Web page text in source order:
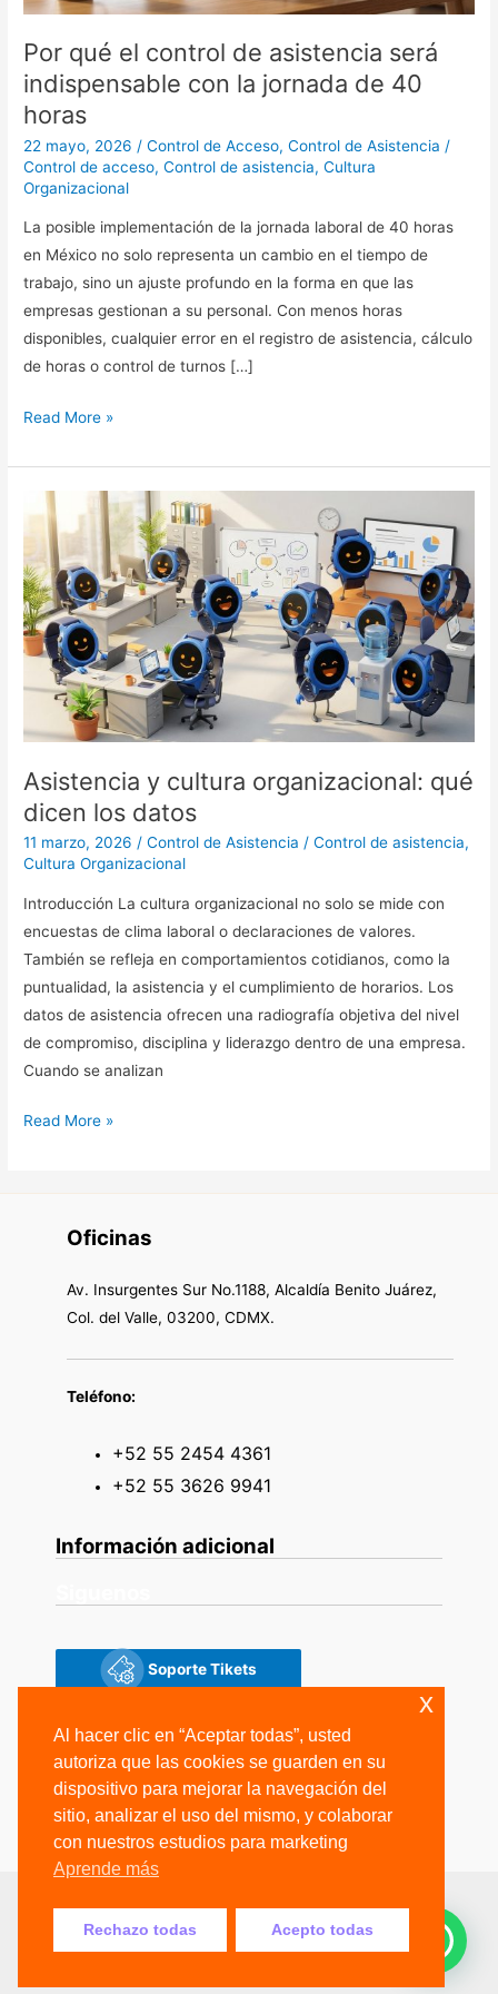
Por qué el control de asistencia será
indispensable con la jornada de 40
horas
22 mayo, 2026 /Control de Acceso,Control de Asistencia /
Control de acceso,Control de asistencia,Cultura
Organizacional
La posible implementación de la jornada laboral de 40 horas
en México no solo representa un cambio en el tiempo de
trabajo, sino un ajuste profundo en la forma en que las
empresas gestionan a su personal. Con menos horas
disponibles, cualquier error en el registro de asistencia, cálculo
de horas o control de turnos […]
jornada
de
40
Read More »
Asistencia y cultura organizacional: qué
dicen los datos
11 marzo, 2026/Control de Asistencia /Control de asistencia,
Cultura Organizacional
Introducción La cultura organizacional no solo se mide con
encuestas de clima laboral o declaraciones de valores.
También se refleja en comportamientos cotidianos, como la
puntualidad, la asistencia y el cumplimiento de horarios. Los
datos de asistencia ofrecen una radiografía objetiva del nivel
de compromiso, disciplina y liderazgo dentro de una empresa.
Cuando se analizan
Asistencia
cultura
organizacional:
qué
dicen
datos
Read More »
Oficinas
Av. Insurgentes Sur No.1188, Alcaldía Benito Juárez,
Col. del Valle, 03200, CDMX.
Teléfono:
+52 55 2454 4361
+52 55 3626 9941
Información adicional
Soporte Tikets
Copyright © 2026 Grupo IdSoft
Al hacer clic en “Aceptar todas”, usted
autoriza que las cookies se guarden en su
dispositivo para mejorar la navegación del
sitio, analizar el uso del mismo, y colaborar
con nuestros estudios para marketing
Aprende más
Rechazo todas Acepto todas
x